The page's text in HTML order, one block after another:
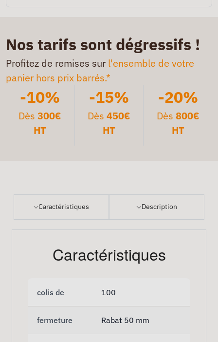
Nos tarifs sont dégressifs !
Profitez de remises sur l'ensemble de votre
panier hors prix barrés.*
-10%
Dès300€
HT
-15%
Dès 450€
HT
-20%
Dès 800€
HT
Caractéristiques Description
Caractéristiques
colis de 100
fermeture Rabat 50 mm